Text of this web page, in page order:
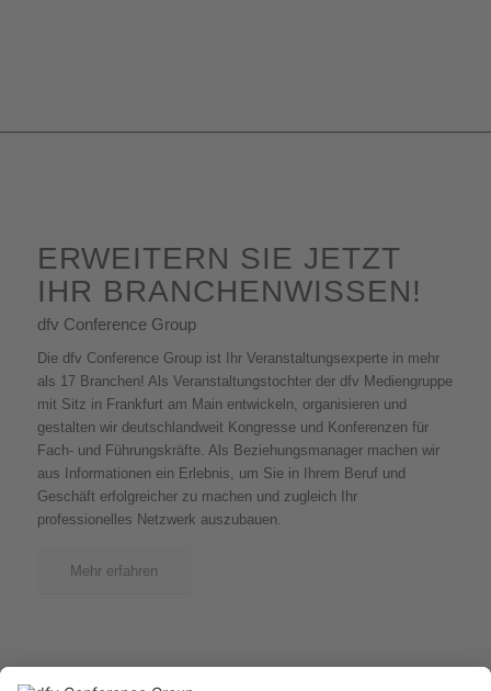
ERWEITERN SIE JETZT
IHR BRANCHENWISSEN!
dfv Conference Group
Die dfv Conference Group ist Ihr Veranstaltungsexperte in mehr
als 17 Branchen! Als Veranstaltungstochter der dfv Mediengruppe
mit Sitz in Frankfurt am Main entwickeln, organisieren und
gestalten wir deutschlandweit Kongresse und Konferenzen für
Fach- und Führungskräfte. Als Beziehungsmanager machen wir
aus Informationen ein Erlebnis, um Sie in Ihrem Beruf und
Geschäft erfolgreicher zu machen und zugleich Ihr
professionelles Netzwerk auszubauen.
Mehr erfahren